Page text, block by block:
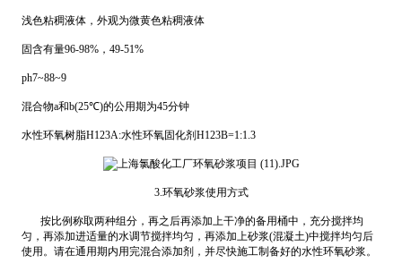
浅色粘稠液体，外观为微黄色粘稠液体
固含有量96-98%，49-51%
ph7~88~9
混合物a和b(25℃)的公用期为45分钟
水性环氧树脂H123A:水性环氧固化剂H123B=1:1.3
3.环氧砂浆使用方式
按比例称取两种组分，再之后再添加上干净的备用桶中，充分搅拌均
匀，再添加进适量的水调节搅拌均匀，再添加上砂浆(混凝土)中搅拌均匀后
使用。请在通用期内用完混合添加剂，并尽快施工制备好的水性环氧砂浆。